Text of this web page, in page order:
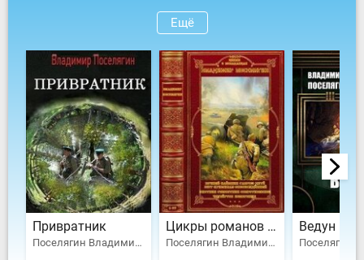
Ещё
Привратник
Поселягин Владимир Геннадьевич
Цикры романов о Великой отечественной Войне. Компиляция. Книги 1-37
Поселягин Владимир Геннадьевич
Ведун